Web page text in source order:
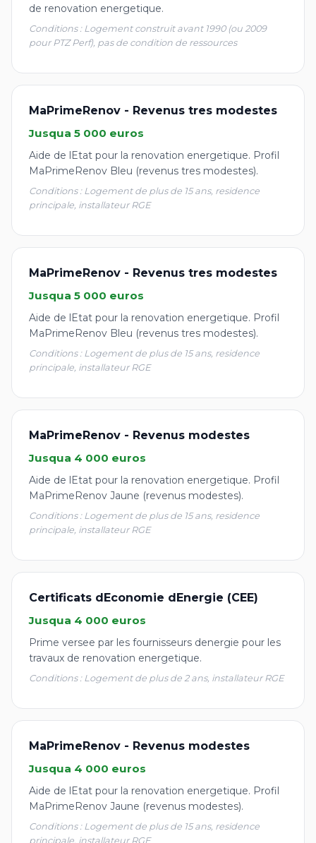
de renovation energetique.
Conditions : Logement construit avant 1990 (ou 2009
pour PTZ Perf), pas de condition de ressources
MaPrimeRenov - Revenus tres modestes
Jusqua 5 000 euros
Aide de lEtat pour la renovation energetique. Profil
MaPrimeRenov Bleu (revenus tres modestes).
Conditions : Logement de plus de 15 ans, residence
principale, installateur RGE
MaPrimeRenov - Revenus tres modestes
Jusqua 5 000 euros
Aide de lEtat pour la renovation energetique. Profil
MaPrimeRenov Bleu (revenus tres modestes).
Conditions : Logement de plus de 15 ans, residence
principale, installateur RGE
MaPrimeRenov - Revenus modestes
Jusqua 4 000 euros
Aide de lEtat pour la renovation energetique. Profil
MaPrimeRenov Jaune (revenus modestes).
Conditions : Logement de plus de 15 ans, residence
principale, installateur RGE
Certificats dEconomie dEnergie (CEE)
Jusqua 4 000 euros
Prime versee par les fournisseurs denergie pour les
travaux de renovation energetique.
Conditions : Logement de plus de 2 ans, installateur RGE
MaPrimeRenov - Revenus modestes
Jusqua 4 000 euros
Aide de lEtat pour la renovation energetique. Profil
MaPrimeRenov Jaune (revenus modestes).
Conditions : Logement de plus de 15 ans, residence
principale, installateur RGE